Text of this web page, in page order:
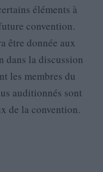
éléments à
convention.
être donnée aux
dans la discussion
les membres du
auditionnés sont
de la convention.